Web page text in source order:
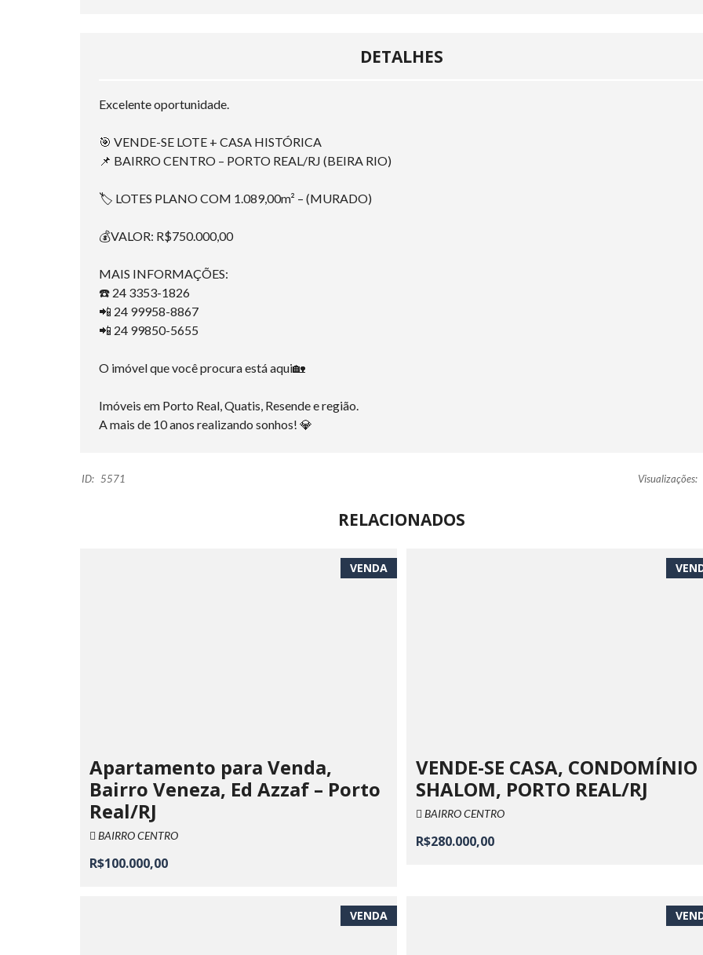
DETALHES
Excelente oportunidade.
🎯 VENDE-SE LOTE + CASA HISTÓRICA
📌 BAIRRO CENTRO – PORTO REAL/RJ (BEIRA RIO)
🏷 LOTES PLANO COM 1.089,00m² – (MURADO)
💰VALOR: R$750.000,00
MAIS INFORMAÇÕES:
☎️ 24 3353-1826
📲 24 99958-8867
📲 24 99850-5655
O imóvel que você procura está aqui🏡
Imóveis em Porto Real, Quatis, Resende e região.
A mais de 10 anos realizando sonhos! 💎
ID: 5571 Visualizações:
RELACIONADOS
VENDA
Apartamento para Venda,
Bairro Veneza, Ed Azzaf – Porto
Real/RJ
BAIRRO CENTRO
R$100.000,00
VENDE-SE CASA, CONDOMÍNIO
SHALOM, PORTO REAL/RJ
BAIRRO CENTRO
R$280.000,00
VENDA